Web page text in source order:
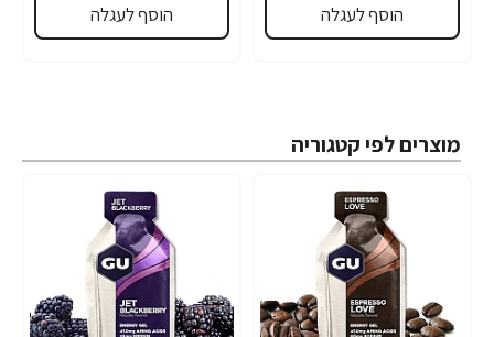
הוסף לעגלה הוסף לעגלה
מוצרים לפי קטגוריה